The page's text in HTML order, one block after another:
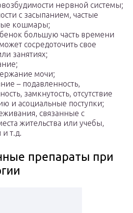
нервной системы;
с засыпанием, частые
кошмары;
большую часть времени
сосредоточить свое
занятиях;
мочи;
– подавленность,
замкнутость, отсутствие
и асоциальные поступки;
связанные с
жительства или учебы,
т.д.
препараты при